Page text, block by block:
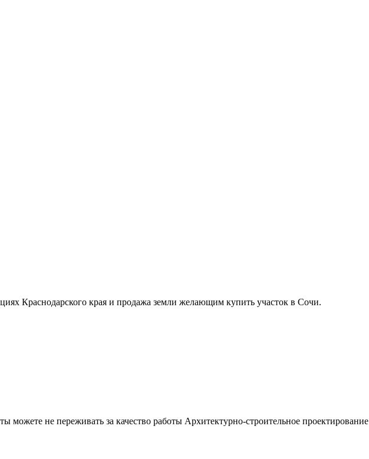
Краснодарского края и продажа земли желающим купить участок в Сочи.
не переживать за качество работы Архитектурно-строительное проектирование